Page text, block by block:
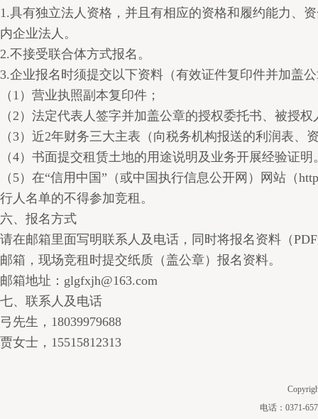
1.具有独立法人资格，并且有相应的资格和履约能力、
内企业法人。
2.不接受联合体方式报名。
3.企业报名时须提交以下资料（有效证件复印件并加盖
（1）营业执照副本复印件；
（2）法定代表人签字并加盖公章的授权委托书、被授
（3）近2年财务三大主表（向税务机构报送的利润表、
（4）书面提交租赁土地的用途说明及业务开展经验证明
（5）在“信用中国”（或中国执行信息公开网）网站（
行人名单的不得参加竞租。
六、报名方式
请在邮箱里面写明联系人及电话，同时将报名资料（
邮箱，现场竞租时提交纸质（盖公章）报名资料。
邮箱地址：glgfxjh@163.com
七、联系人及电话
弓先生，18039979688
贾女士，15515812313
电话：0371-